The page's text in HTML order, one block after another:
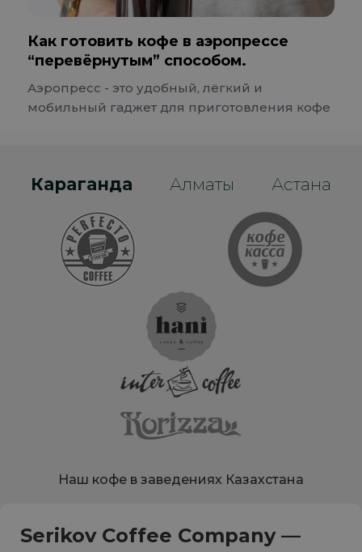
Как готовить кофе в аэропрессе
“перевёрнутым” способом.
Аэропресс - это удобный, лёгкий и
мобильный гаджет для приготовления кофе
Караганда Алматы Астана
Наш кофе в заведениях Казахстана
Serikov Coffee Company —